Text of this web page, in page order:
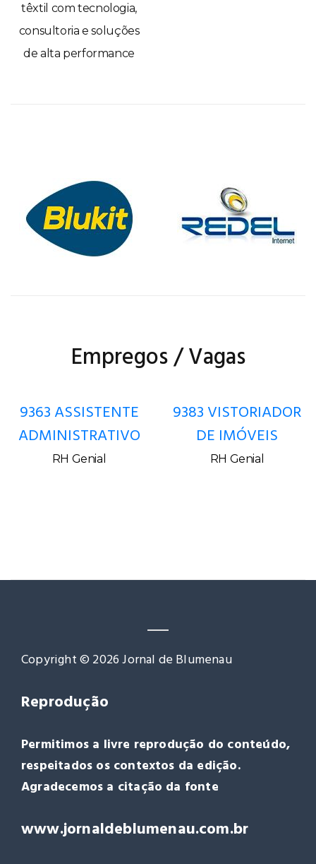
têxtil com tecnologia,
consultoria e soluções
de alta performance
Empregos / Vagas
9363 ASSISTENTE
ADMINISTRATIVO
RH Genial
9383 VISTORIADOR
DE IMÓVEIS
RH Genial
Copyright © 2026 Jornal de Blumenau
Reprodução
Permitimos a livre reprodução do conteúdo,
respeitados os contextos da edição.
Agradecemos a citação da fonte
www.jornaldeblumenau.com.br